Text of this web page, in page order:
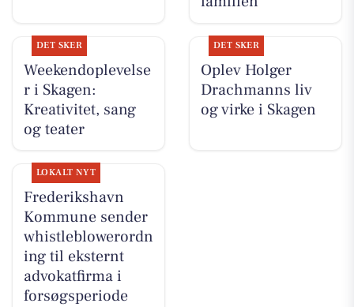
DET SKER
Weekendoplevelse
r i Skagen:
Kreativitet, sang
og teater
DET SKER
Oplev Holger
Drachmanns liv
og virke i Skagen
LOKALT NYT
Frederikshavn
Kommune sender
whistleblowerordn
ing til eksternt
advokatfirma i
forsøgsperiode